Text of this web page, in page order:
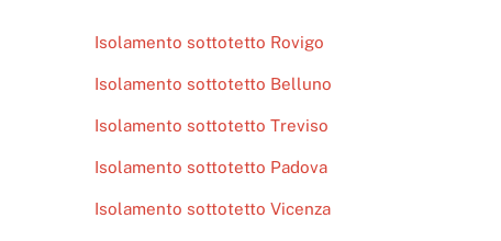
Isolamento sottotetto Rovigo
Isolamento sottotetto Belluno
Isolamento sottotetto Treviso
Isolamento sottotetto Padova
Isolamento sottotetto Vicenza